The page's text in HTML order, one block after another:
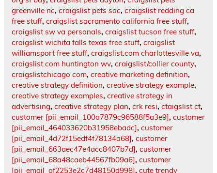
greenville nc, craigslist pets sac, craigslist redding ca
free stuff, craigslist sacramento california free stuff,
craigslist sw va personals, craigslist tucson free stuff,
craigslist wichita falls texas free stuff, craigslist
williamsport free stuff, craigslist.com charlottesville va,
craigslist.com huntington wv, craigslist/collier county,
craigslistchicago com, creative marketing definition,
creative strategy definition, creative strategy example,
creative strategy examples, creative strategy in
advertising, creative strategy plan, crk resi, ctaigslist ct,
customer [pii_email_100a7879c96588f5a3e9], customer
[pii_email_464033620b31958ebadc], customer
[pii_email_4d72f15edf4f78134a68], customer
[pii_email_663aec47e4acc8407b7d], customer
[pii_email_68a48caeb44567fb09a6], customer
[pii_email_af2253e2c7d48150d998], cute trendy